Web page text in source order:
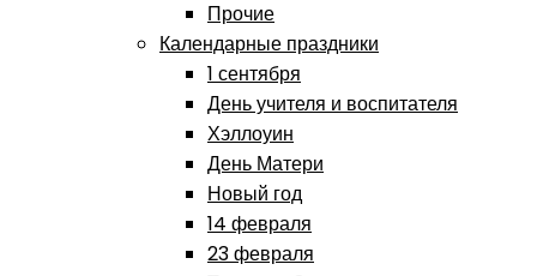
Прочие
Календарные праздники
1 сентября
День учителя и воспитателя
Хэллоуин
День Матери
Новый год
14 февраля
23 февраля